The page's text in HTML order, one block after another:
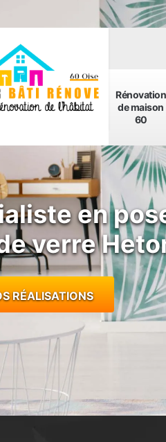
Rénovation
de maison
60
en
verre
RÉALISATIONS